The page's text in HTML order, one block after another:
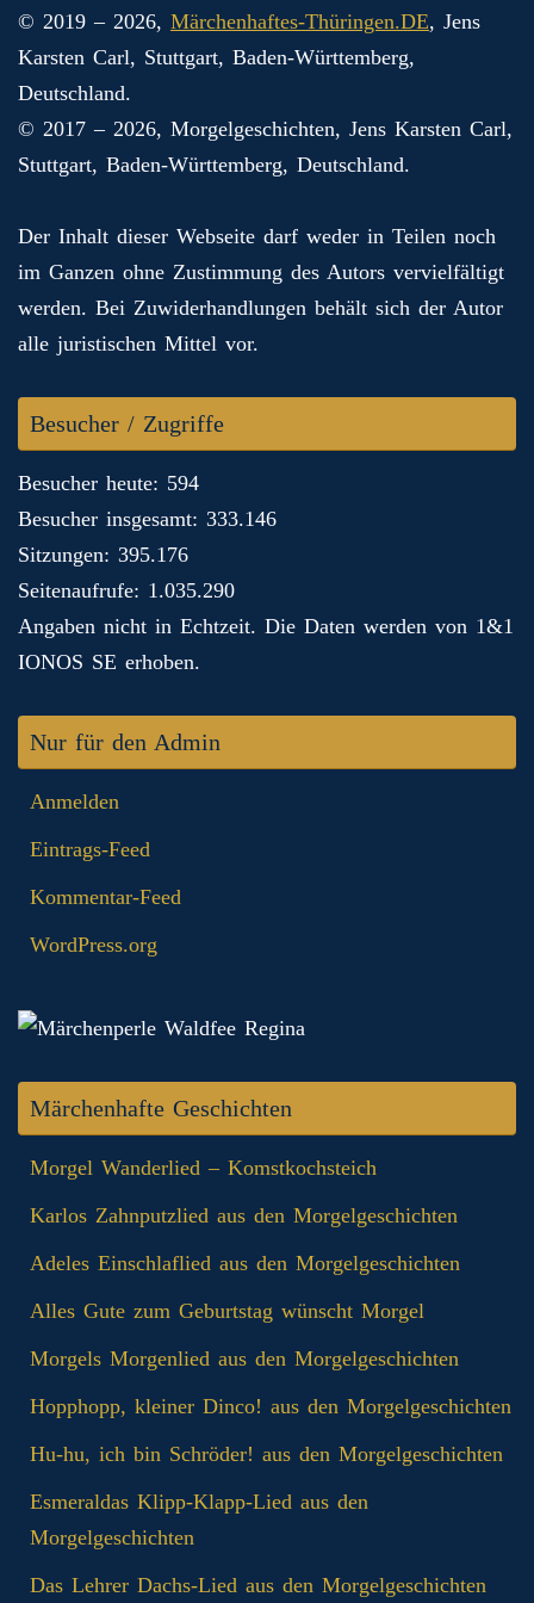
© 2019 – 2026, Märchenhaftes-Thüringen.DE, Jens
Karsten Carl, Stuttgart, Baden-Württemberg,
Deutschland.
© 2017 – 2026, Morgelgeschichten, Jens Karsten Carl,
Stuttgart, Baden-Württemberg, Deutschland.
Der Inhalt dieser Webseite darf weder in Teilen noch
im Ganzen ohne Zustimmung des Autors vervielfältigt
werden. Bei Zuwiderhandlungen behält sich der Autor
alle juristischen Mittel vor.
Besucher / Zugriffe
Besucher heute: 594
Besucher insgesamt: 333.146
Sitzungen: 395.176
Seitenaufrufe: 1.035.290
Angaben nicht in Echtzeit. Die Daten werden von 1&1
IONOS SE erhoben.
Nur für den Admin
Anmelden
Eintrags-Feed
Kommentar-Feed
WordPress.org
Märchenhafte Geschichten
Morgel Wanderlied – Komstkochsteich
Karlos Zahnputzlied aus den Morgelgeschichten
Adeles Einschlaflied aus den Morgelgeschichten
Alles Gute zum Geburtstag wünscht Morgel
Morgels Morgenlied aus den Morgelgeschichten
Hopphopp, kleiner Dinco! aus den Morgelgeschichten
Hu-hu, ich bin Schröder! aus den Morgelgeschichten
Esmeraldas Klipp‑Klapp‑Lied aus den
Morgelgeschichten
Das Lehrer Dachs-Lied aus den Morgelgeschichten